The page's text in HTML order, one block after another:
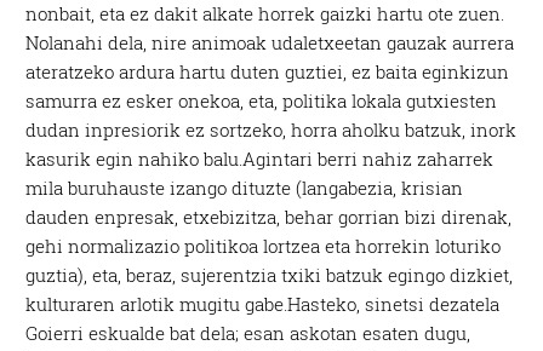
nonbait, eta ez dakit alkate horrek gaizki hartu ote zuen.
Nolanahi dela, nire animoak udaletxeetan gauzak aurrera
ateratzeko ardura hartu duten guztiei, ez baita eginkizun
samurra ez esker onekoa, eta, politika lokala gutxiesten
dudan inpresiorik ez sortzeko, horra aholku batzuk, inork
kasurik egin nahiko balu.Agintari berri nahiz zaharrek
mila buruhauste izango dituzte (langabezia, krisian
dauden enpresak, etxebizitza, behar gorrian bizi direnak,
gehi normalizazio politikoa lortzea eta horrekin loturiko
guztia), eta, beraz, sujerentzia txiki batzuk egingo dizkiet,
kulturaren arlotik mugitu gabe.Hasteko, sinetsi dezatela
Goierri eskualde bat dela; esan askotan esaten dugu,